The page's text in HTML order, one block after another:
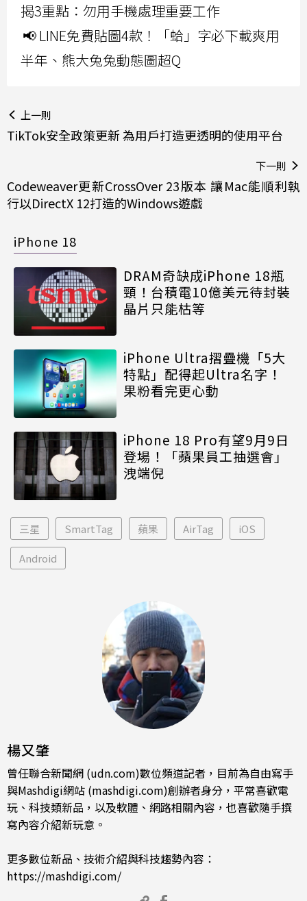
揭3重點：勿用手機處理重要工作
📢 LINE免費貼圖4款！「蛤」字必下載爽用
半年、熊大兔兔動態圖超Q
上一則
TikTok安全政策更新 為用戶打造更透明的使用平台
下一則
Codeweaver更新CrossOver 23版本 讓Mac能順利執
行以DirectX 12打造的Windows遊戲
iPhone 18
DRAM奇缺成iPhone 18瓶
頸！台積電10億美元待封裝
晶片只能枯等
iPhone Ultra摺疊機「5大
特點」配得起Ultra名字！
果粉看完更心動
iPhone 18 Pro有望9月9日
登場！「蘋果員工抽選會」
洩端倪
三星 SmartTag 蘋果 AirTag iOS
Android
楊又肇
曾任聯合新聞網 (udn.com)數位頻道記者，目前為自由寫手
與Mashdigi網站 (mashdigi.com)創辦者身分，平常喜歡電
玩、科技類新品，以及軟體、網路相關內容，也喜歡隨手撰
寫內容介紹新玩意。
更多數位新品、技術介紹與科技趨勢內容：
https://mashdigi.com/